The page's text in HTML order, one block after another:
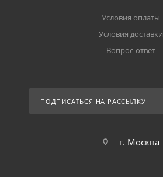
Условия оплаты
Условия доставки
Вопрос-ответ
ПОДПИСАТЬСЯ НА РАССЫЛКУ
г. Москва